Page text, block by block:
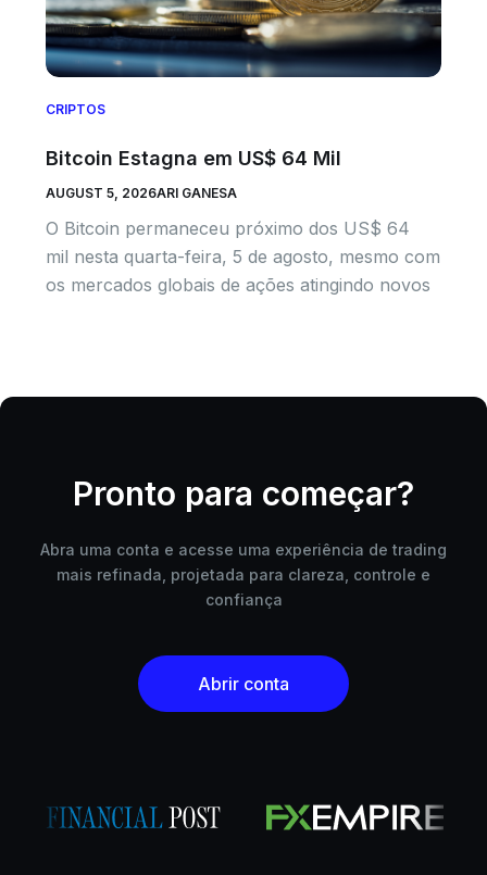
CRIPTOS
Bitcoin Estagna em US$ 64 Mil
AUGUST 5, 2026ARI GANESA
O Bitcoin permaneceu próximo dos US$ 64
mil nesta quarta-feira, 5 de agosto, mesmo com
os mercados globais de ações atingindo novos
Pronto para começar?
Abra uma conta e acesse uma experiência de trading
mais refinada, projetada para clareza, controle e
confiança
Abrir conta